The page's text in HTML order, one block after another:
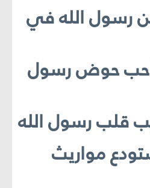
رسول الله في
صاحب حوض رسول
مواريث